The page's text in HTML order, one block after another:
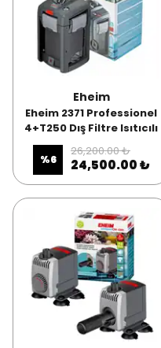
Eheim
Eheim 2371 Professionel
4+T250 Dış Filtre Isıtıcılı
%6
26,200.00 ₺
24,500.00 ₺